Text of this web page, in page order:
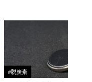
#脱炭素